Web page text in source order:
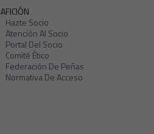
AFICIÓN
Hazte Socio
Atención Al Socio
Portal Del Socio
Comité Ético
Federación De Peñas
Normativa De Acceso